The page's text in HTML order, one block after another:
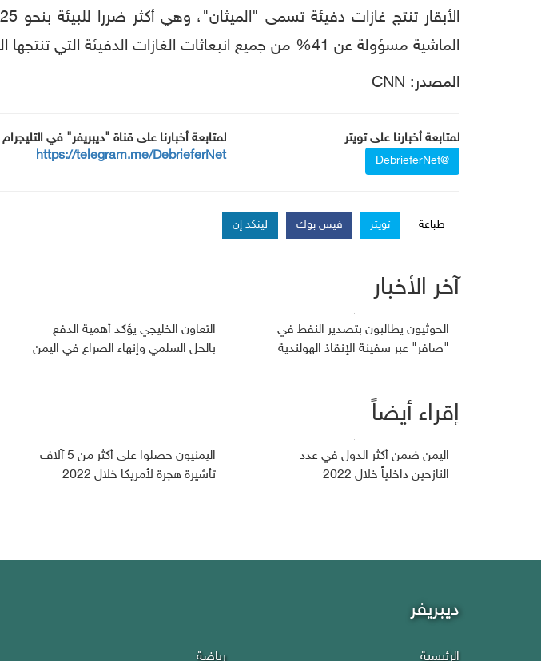
الماشية مسؤولة عن 41% من جميع انبعاثات الغازات الدفيئة التي تنتجها الكائنات الحية، والتي تمثل بدورها 14.5% من إجمالي الانبعاثات العالمية.
المصدر: CNN
لمتابعة أخبارنا على تويتر
@DebrieferNet
لمتابعة أخبارنا على قناة "ديبريفر" في التليجرام
https://telegram.me/DebrieferNet
طباعة تويتر فيس بوك لينكد إن
آخر الأخبار
الحوثيون يطالبون بتصدير النفط في
"صافر" عبر سفينة الإنقاذ الهولندية
التعاون الخليجي يؤكد أهمية الدفع
بالحل السلمي وإنهاء الصراع في اليمن
إقراء أيضاً
اليمن ضمن أكثر الدول في عدد
النازحين داخلياً خلال 2022
اليمنيون حصلوا على أكثر من 5 آلاف
تأشيرة هجرة لأمريكا خلال 2022
ديبريفر
الرئيسية رياضة